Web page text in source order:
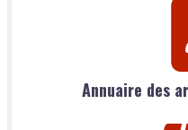
Annuaire des